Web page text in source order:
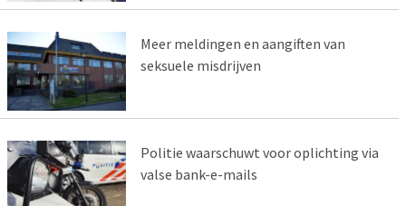
Meer meldingen en aangiften van
seksuele misdrijven
Politie waarschuwt voor oplichting via
valse bank-e-mails